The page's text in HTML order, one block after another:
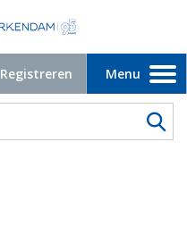
Registreren
Toggle
navigation
Menu